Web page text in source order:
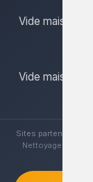
Vide maison
Vide maison
Sites partenaires :
Nettoyage Vide